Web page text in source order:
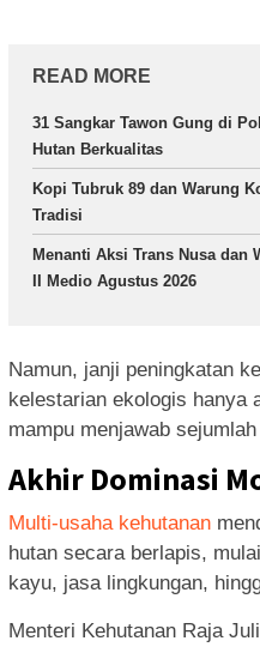
READ MORE
31 Sangkar Tawon Gung di
Hutan Berkualitas
Kopi Tubruk 89 dan Warung
Tradisi
Menanti Aksi Trans Nusa dan
II Medio Agustus 2026
Namun, janji peningkatan
kelestarian ekologis hanya
mampu menjawab
Akhir Dominasi
Multi-usaha kehutanan
hutan secara berlapis,
kayu, jasa lingkungan,
Menteri Kehutanan Raja